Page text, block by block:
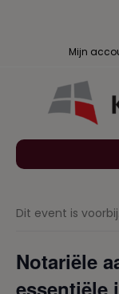
Mijn
Dit event is voorbij.
Notariële
essentiële